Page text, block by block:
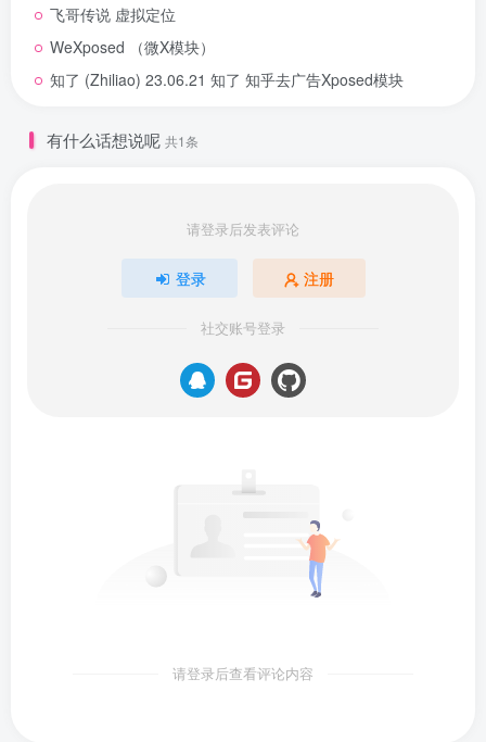
飞哥传说 虚拟定位
WeXposed （微X模块）
知了 (Zhiliao) 23.06.21 知了 知乎去广告Xposed模块
有什么话想说呢 共1条
请登录后发表评论
登录 注册
社交账号登录
请登录后查看评论内容